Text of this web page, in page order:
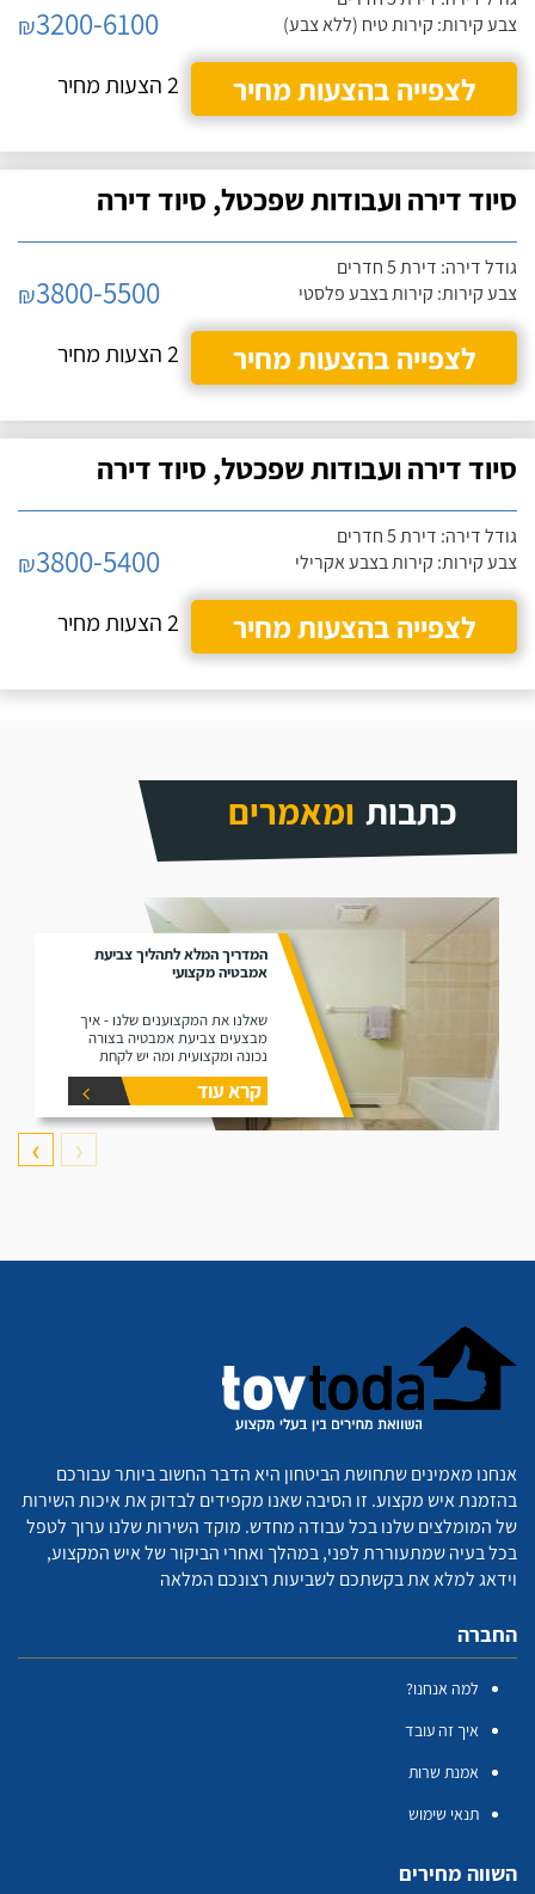
צבע קירות: קירות טיח (ללא צבע)
₪3200-6100
לצפייה בהצעות מחיר
2 הצעות מחיר
סיוד דירה ועבודות שפכטל, סיוד דירה
גודל דירה: דירת 5 חדרים
צבע קירות: קירות בצבע פלסטי
₪3800-5500
לצפייה בהצעות מחיר
2 הצעות מחיר
סיוד דירה ועבודות שפכטל, סיוד דירה
גודל דירה: דירת 5 חדרים
צבע קירות: קירות בצבע אקרילי
₪3800-5400
לצפייה בהצעות מחיר
2 הצעות מחיר
כתבות ומאמרים
המדריך המלא לתהליך צביעת
אמבטיה מקצועי
שאלנו את המקצוענים שלנו - איך
מבצעים צביעת אמבטיה בצורה
נכונה ומקצועית ומה יש לקחת
בחשבון בצביעת חדרים רטובים.
קרא עוד
❮
❯
אנחנו מאמינים שתחושת הביטחון היא הדבר החשוב ביותר עבורכם
בהזמנת איש מקצוע. זו הסיבה שאנו מקפידים לבדוק את איכות השירות
של המומלצים שלנו בכל עבודה מחדש. מוקד השירות שלנו ערוך לטפל
בכל בעיה שמתעוררת לפני, במהלך ואחרי הביקור של איש המקצוע,
וידאג למלא את בקשתכם לשביעות רצונכם המלאה
החברה
למה אנחנו?
איך זה עובד
אמנת שרות
תנאי שימוש
השווה מחירים